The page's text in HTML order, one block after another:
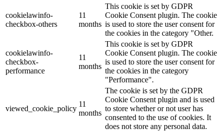
cookielawinfo-
checkbox-others
11
months
This cookie is set by GDPR
Cookie Consent plugin. The cookie
is used to store the user consent for
the cookies in the category "Other.
cookielawinfo-
checkbox-
performance
11
months
This cookie is set by GDPR
Cookie Consent plugin. The cookie
is used to store the user consent for
the cookies in the category
"Performance".
viewed_cookie_policy
11
months
The cookie is set by the GDPR
Cookie Consent plugin and is used
to store whether or not user has
consented to the use of cookies. It
does not store any personal data.